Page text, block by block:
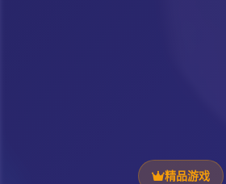
精品游戏